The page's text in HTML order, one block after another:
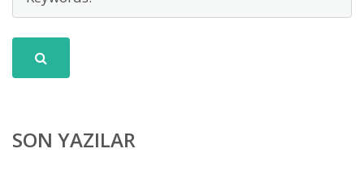
SON YAZILAR